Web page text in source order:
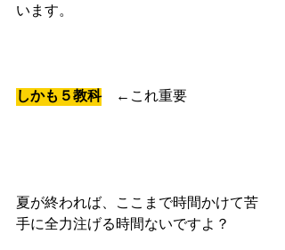
います。
しかも５教科 ←これ重要
夏が終われば、ここまで時間かけて苦
手に全力注げる時間ないですよ？